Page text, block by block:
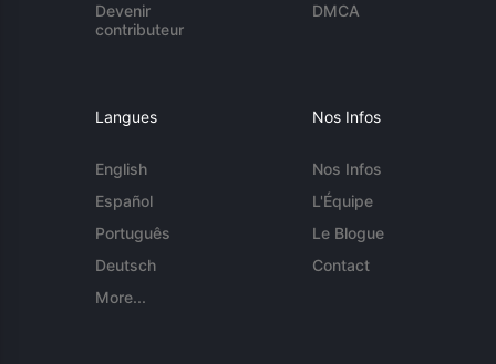
Devenir
contributeur
DMCA
Langues
English
Español
Português
Deutsch
More...
Nos Infos
Nos Infos
L'Équipe
Le Blogue
Contact